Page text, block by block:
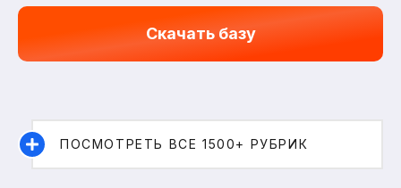
Скачать базу
ПОСМОТРЕТЬ ВСЕ 1500+ РУБРИК